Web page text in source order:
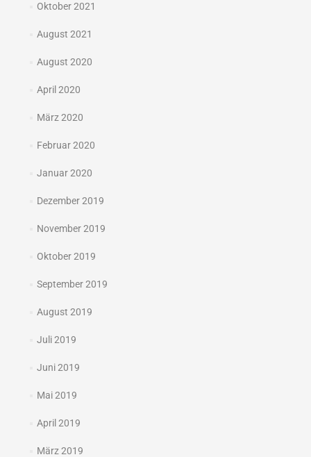
Oktober 2021
August 2021
August 2020
April 2020
März 2020
Februar 2020
Januar 2020
Dezember 2019
November 2019
Oktober 2019
September 2019
August 2019
Juli 2019
Juni 2019
Mai 2019
April 2019
März 2019